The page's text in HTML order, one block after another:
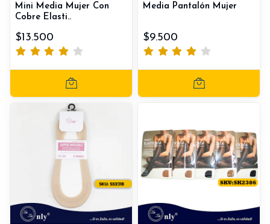
Mini Media Mujer Con
Cobre Elasti..
$13.500
Media Pantalón Mujer
$9.500